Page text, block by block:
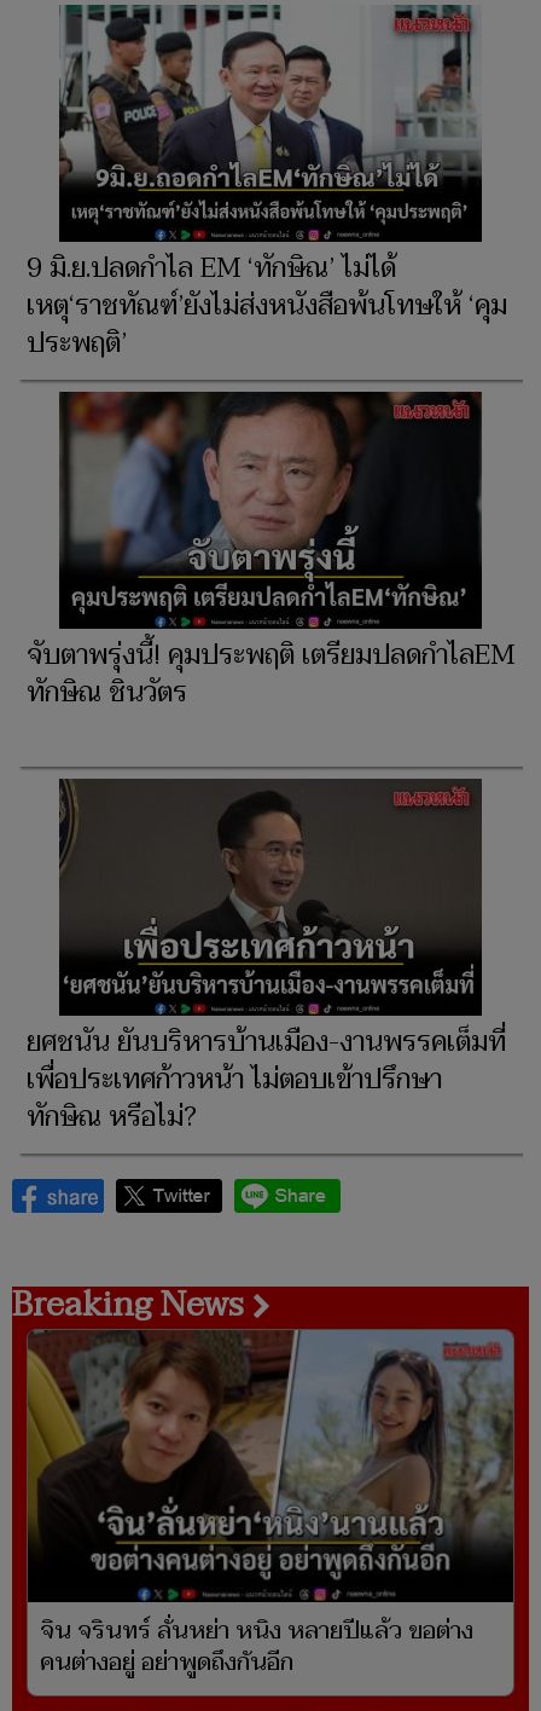
9 มิ.ย.ปลดกำไล EM ‘ทักษิณ’ ไม่ได้
เหตุ‘ราชทัณฑ์’ยังไม่ส่งหนังสือพ้นโทษให้ ‘คุม
ประพฤติ’
จับตาพรุ่งนี้! คุมประพฤติ เตรียมปลดกำไลEM
ทักษิณ ชินวัตร
ยศชนัน ยันบริหารบ้านเมือง-งานพรรคเต็มที่
เพื่อประเทศก้าวหน้า ไม่ตอบเข้าปรึกษา
ทักษิณ หรือไม่?
Breaking News
จิน จรินทร์ ลั่นหย่า หนิง หลายปีแล้ว ขอต่าง
คนต่างอยู่ อย่าพูดถึงกันอีก